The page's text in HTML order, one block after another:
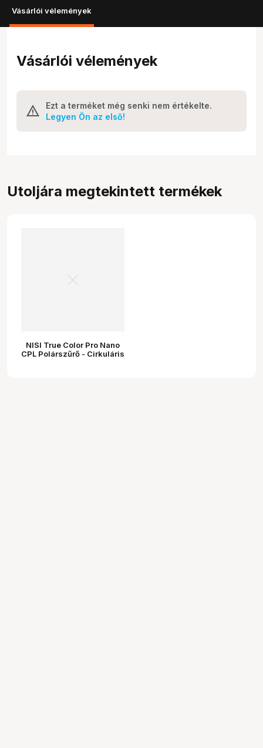
Vásárlói vélemények
Vásárlói vélemények
Ezt a terméket még senki nem értékelte.
Legyen Ön az első!
Utoljára megtekintett termékek
NISI True Color Pro Nano
CPL Polárszűrő - Cirkuláris